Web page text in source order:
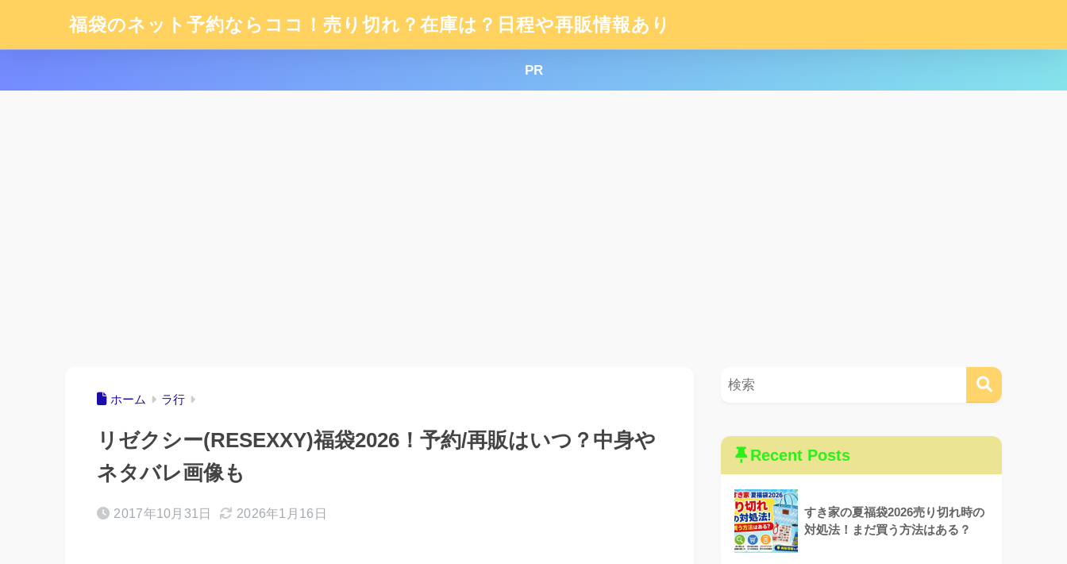
福袋のネット予約ならココ！売り切れ？在庫は？日程や再販情報あり
PR
ホーム ラ行
リゼクシー(RESEXXY)福袋2026！予約/再販はいつ？中身や
ネタバレ画像も
2017年10月31日 2026年1月16日
Recent Posts
すき家の夏福袋2026売り切れ時の
対処法！まだ買う方法はある？